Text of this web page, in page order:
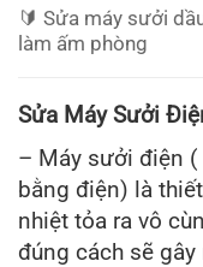
🔰️ Sửa máy sưởi
làm ấm phòng
Sửa Máy Sưởi
– Máy sưởi điện
bằng điện) là
nhiệt tỏa ra vô
đúng cách sẽ